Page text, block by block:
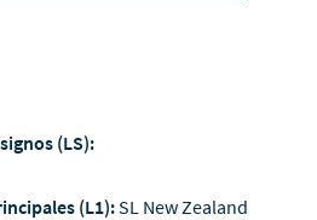
(LS):
(L1):SL New Zealand